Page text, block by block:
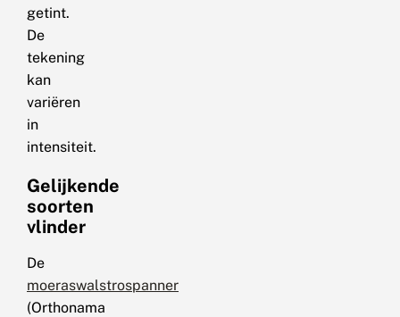
getint.
De
tekening
kan
variëren
in
intensiteit.
Gelijkende
soorten
vlinder
De
moeraswalstrospanner
(Orthonama